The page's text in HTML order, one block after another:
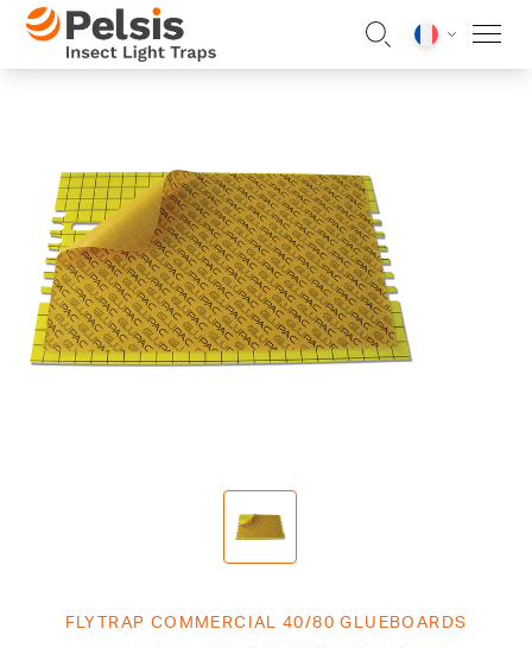
Skip to content
Pelsis Insect Light Traps
FLYTRAP COMMERCIAL 40/80 GLUEBOARDS